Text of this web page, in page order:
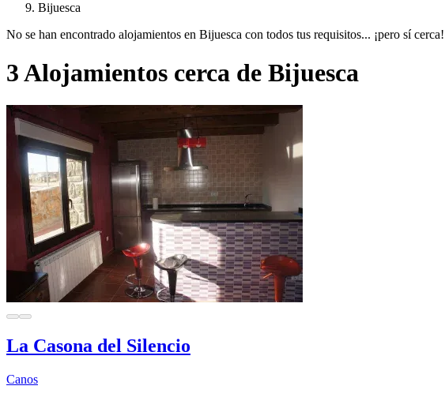
Bijuesca
No se han encontrado alojamientos en Bijuesca con todos tus requisitos... ¡pero sí cerca!
3 Alojamientos cerca de Bijuesca
La Casona del Silencio
Canos